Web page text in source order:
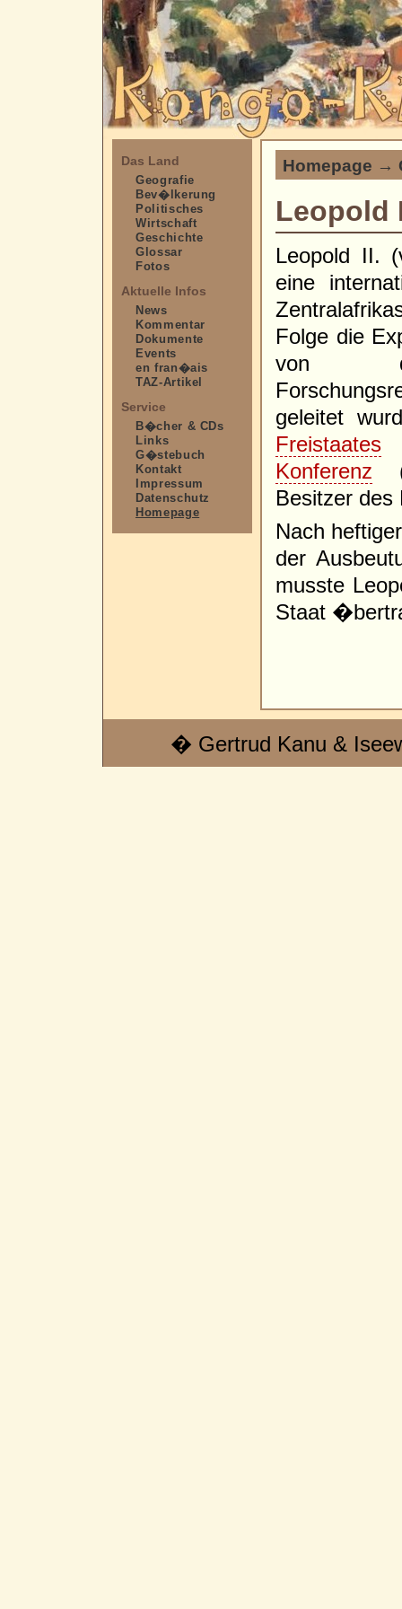
Das Land
Geografie
Bev�lkerung
Politisches
Wirtschaft
Geschichte
Glossar
Fotos
Aktuelle Infos
News
Kommentar
Dokumente
Events
en fran�ais
TAZ-Artikel
Service
B�cher & CDs
Links
G�stebuch
Kontakt
Impressum
Datenschutz
Homepage
Homepage →
Leopold
Leopold II.
eine
Folge die
von
geleitet
Freistaates
Konferenz
Besitzer
Nach
der
musste
Staat
� Gertrud Kanu &